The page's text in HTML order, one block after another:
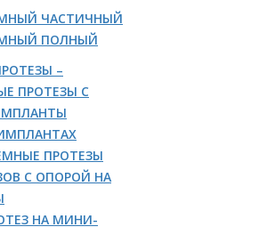
ЧАСТИЧНЫЙ
ПОЛНЫЙ
–
ПРОТЕЗЫ С
ПРОТЕЗЫ
С ОПОРОЙ НА
НА МИНИ-